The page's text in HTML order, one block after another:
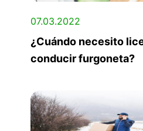
07.03.2022
¿Cuándo necesito
conducir furgoneta?